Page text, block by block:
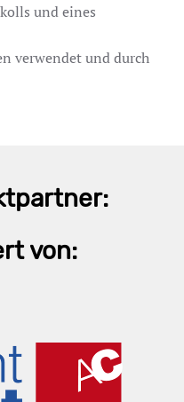
und eines
verwendet und durch
von: